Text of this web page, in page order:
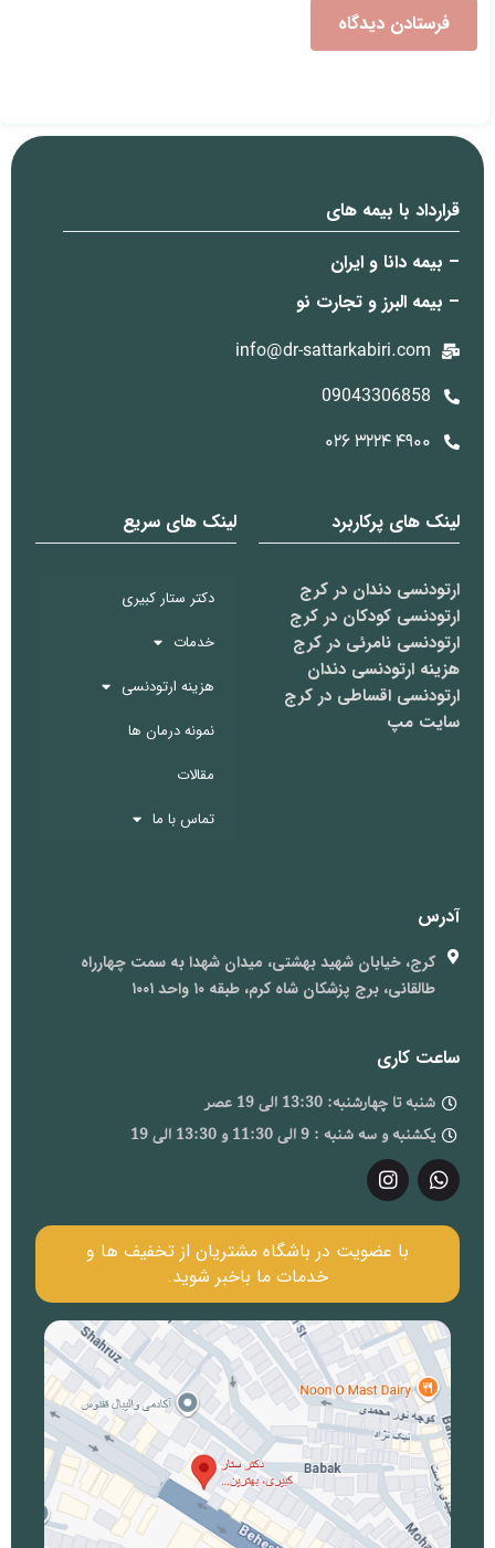
قرارداد با بیمه های
– بیمه دانا و ایران
– بیمه البرز و تجارت نو
info@dr-sattarkabiri.com
09043306858
۴۹۰۰ ۳۲۲۴ ۰۲۶
لینک های پرکاربرد
ارتودنسی دندان در کرج
ارتودنسی کودکان در کرج
ارتودنسی نامرئی در کرج
هزینه ارتودنسی دندان
ارتودنسی اقساطی در کرج
سایت مپ
لینک های سریع
دکتر ستار کبیری
خدمات
هزینه ارتودنسی
نمونه درمان ها
مقالات
تماس با ما
آدرس
کرج، خیابان شهید بهشتی، میدان شهدا به سمت چهارراه
طالقانی، برج پزشکان شاه کرم، طبقه ۱۰ واحد ۱۰۰۱
ساعت کاری
شنبه تا چهارشنبه: 13:30 الی 19 عصر
یکشنبه و سه شنبه : 9 الی 11:30 و 13:30 الی 19
با عضویت در باشگاه مشتریان از تخفیف ها و
خدمات ما باخبر شوید.